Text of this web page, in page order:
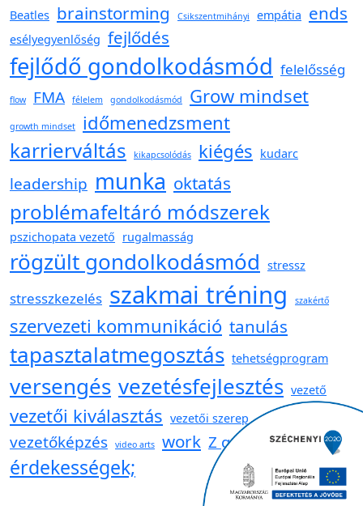
Beatles brainstorming Csikszentmihányi empátia ends
esélyegyenlőség fejlődés
fejlődő gondolkodásmód felelősség
flow FMA félelem gondolkodásmód Grow mindset
growth mindset időmenedzsment
karrierváltás kikapcsolódás kiégés kudarc
leadership munka oktatás
problémafeltáró módszerek
pszichopata vezető rugalmasság
rögzült gondolkodásmód stressz
stresszkezelés szakmai tréning szakértő
szervezeti kommunikáció tanulás
tapasztalatmegosztás tehetségprogram
versengés vezetésfejlesztés vezető
vezetői kiválasztás vezetői szerep
vezetőképzés video arts work Z generáció
érdekességek;